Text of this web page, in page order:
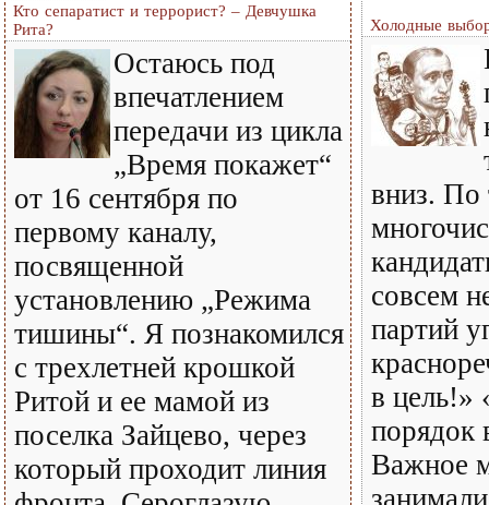
Кто сепаратист и террорист? – Девчушка
Рита?
Остаюсь под
впечатлением
передачи из цикла
„Время покажет“
от 16 сентября по
первому каналу,
посвященной
установлению „Режима
тишины“. Я познакомился
с трехлетней крошкой
Ритой и ее мамой из
поселка Зайцево, через
который проходит линия
Холодные
вниз. По
совсем
партий
в цель!»
порядок
Важное